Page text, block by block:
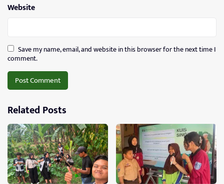
Website
Save my name, email, and website in this browser for the next time I
comment.
Related Posts